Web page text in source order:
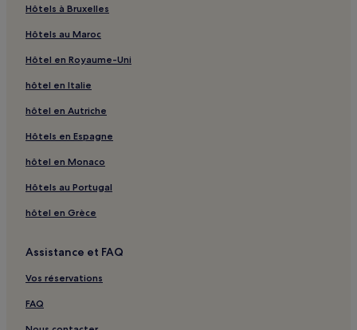
Chiconi : hôtels
Trévani : hôtels
Majikavo Koropa : hôtels
Plage de Hamjago : hôtels à proximité
Mtsanga Mlima : hôtels à proximité
Mtsanga Jiva : hôtels à proximité
Mtsanga Antakoudja : hôtels à proximité
Mtsanga Safari : hôtels à proximité
Plage de Mtsahara : hôtels à proximité
Mtsanga Tsoha : hôtels à proximité
Centre commercial Jumbo Score : hôtels à proximité
Centre hospitalier de Mayotte : hôtels à proximité
Plage de Mtsamboro : hôtels à proximité
Hôtels à Bruxelles
Hôtels au Maroc
Hôtel en Royaume-Uni
hôtel en Italie
hôtel en Autriche
Hôtels en Espagne
hôtel en Monaco
Hôtels au Portugal
hôtel en Grèce
Assistance et FAQ
Vos réservations
FAQ